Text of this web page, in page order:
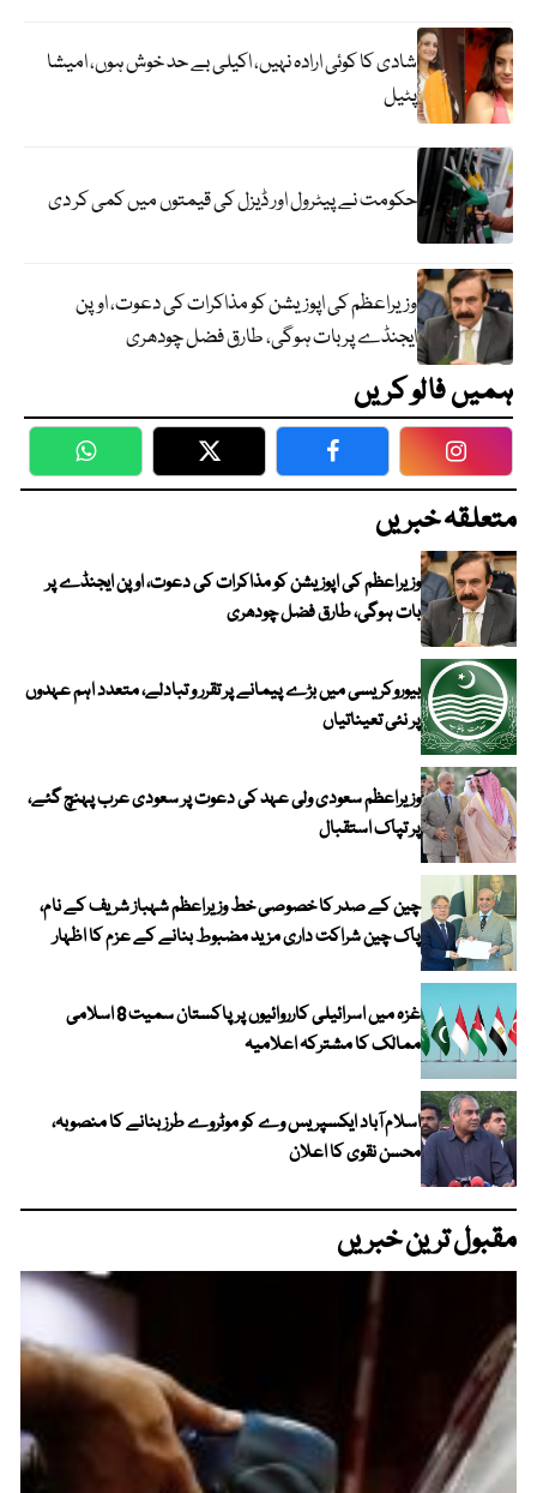
شادی کا کوئی ارادہ نہیں، اکیلی بے حد خوش ہوں، امیشا
پٹیل
حکومت نے پیٹرول اور ڈیزل کی قیمتوں میں کمی کر دی
وزیراعظم کی اپوزیشن کو مذاکرات کی دعوت، اوپن
ایجنڈے پر بات ہوگی، طارق فضل چودھری
ہمیں فالو کریں
WhatsApp Twitter Facebook
متعلقہ خبریں
وزیراعظم کی اپوزیشن کو مذاکرات کی دعوت، اوپن ایجنڈے پر
بات ہوگی، طارق فضل چودھری
بیوروکریسی میں بڑے پیمانے پر تقرر و تبادلے، متعدد اہم عہدوں
پر نئی تعیناتیاں
وزیراعظم سعودی ولی عہد کی دعوت پر سعودی عرب پہنچ گئے،
پر تپاک استقبال
چین کے صدر کا خصوصی خط وزیراعظم شہباز شریف کے نام،
پاک چین شراکت داری مزید مضبوط بنانے کے عزم کا اظہار
غزہ میں اسرائیلی کارروائیوں پر پاکستان سمیت 8 اسلامی
ممالک کا مشترکہ اعلامیہ
اسلام آباد ایکسپریس وے کو موٹروے طرز بنانے کا منصوبہ،
محسن نقوی کا اعلان
مقبول ترین خبریں